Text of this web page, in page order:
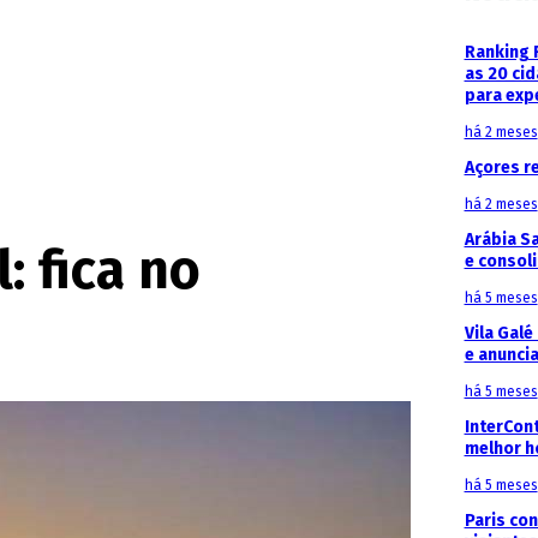
fica no
Ranking
as 20
para
há 2 meses
Açores
há 2 meses
Arábia
e
há 5 meses
Vila
e
há 5 meses
melhor
há 5 meses
Paris